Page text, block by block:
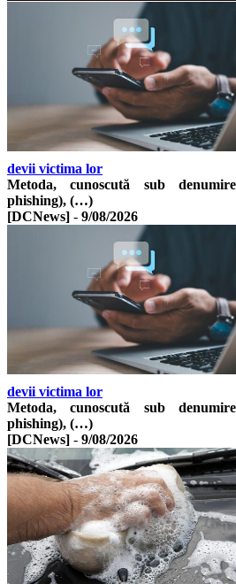
devii victima lor
Metoda, cunoscută sub
phishing), (…)
[DCNews] - 9/08/2026
devii victima lor
Metoda, cunoscută sub
phishing), (…)
[DCNews] - 9/08/2026